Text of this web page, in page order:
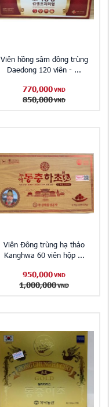
​Viên hồng sâm đông trùng
Daedong 120 viên - ...
770,000 VND
850,000 VND
Viên Đông trùng hạ thảo
Kanghwa 60 viên hộp ...
950,000 VND
1,000,000 VND